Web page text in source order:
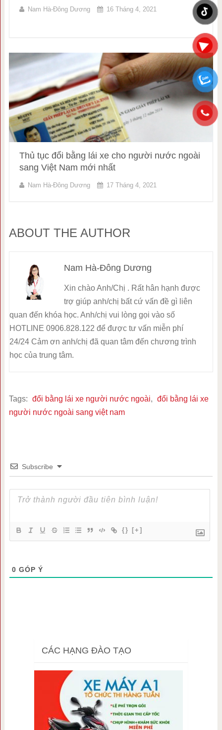
Nam Hà-Đông Dương 16 Tháng 4, 2021
Thủ tục đổi bằng lái xe cho người nước ngoài
sang Việt Nam mới nhất
Nam Hà-Đông Dương 17 Tháng 4, 2021
ABOUT THE AUTHOR
Nam Hà-Đông Dương
Xin chào Anh/Chị . Rất hân hạnh được
trợ giúp anh/chị bất cứ vấn đề gì liên
quan đến khóa học. Anh/chị vui lòng gọi vào số
HOTLINE 0906.828.122 để được tư vấn miễn phí
24/24 Cảm ơn anh/chị đã quan tâm đến chương trình
học của trung tâm.
Tags: đổi bằng lái xe người nước ngoài, đổi bằng lái xe
người nước ngoài sang việt nam
Subscribe
{} [+]
0 GÓP Ý
CÁC HẠNG ĐÀO TẠO